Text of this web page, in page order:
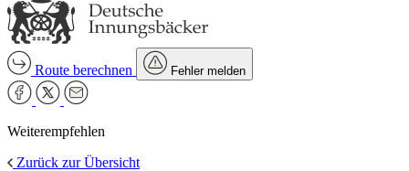
Route berechnen Fehler melden
Weiterempfehlen
Zurück zur Übersicht